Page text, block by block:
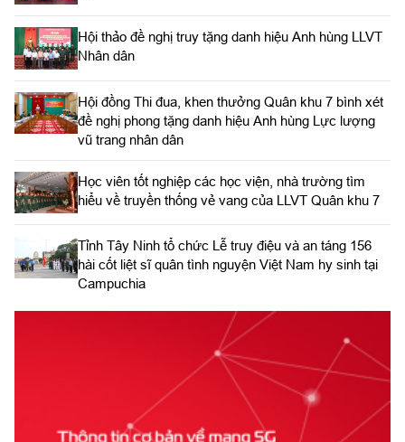
Hội thảo đề nghị truy tặng danh hiệu Anh hùng LLVT
Nhân dân
Hội đồng Thi đua, khen thưởng Quân khu 7 bình xét
đề nghị phong tặng danh hiệu Anh hùng Lực lượng
vũ trang nhân dân
Học viên tốt nghiệp các học viện, nhà trường tìm
hiểu về truyền thống vẻ vang của LLVT Quân khu 7
​Tỉnh Tây Ninh tổ chức Lễ truy điệu và an táng 156
hài cốt liệt sĩ quân tình nguyện Việt Nam hy sinh tại
Campuchia